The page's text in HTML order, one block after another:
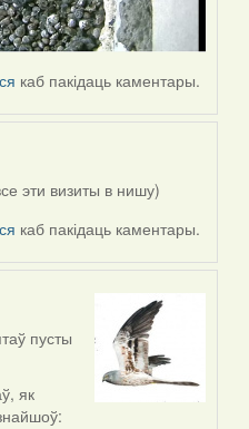
каб пакідаць каментары.
эти визиты в нишу)
каб пакідаць каментары.
пусты
як